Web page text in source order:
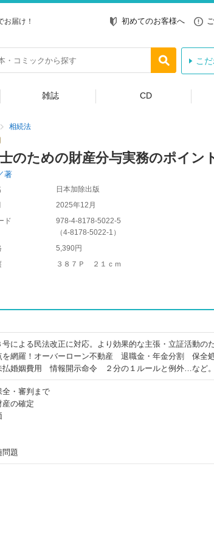
届け！ 初めてのお客様へ
こ
雑誌 CD
相続法
のための財産分与実務のポイン
著
日本加除出版
2025年12月
ド
978-4-8178-5022-5
（4-8178-5022-1 ）
5,390円
３８７Ｐ ２１ｃｍ
による民法改正に対応。より効果的な主張・立証活動の
を網羅！オーバーローン不動産 退職金・年金分割 保
婚姻費用 情報開示命令 ２分の１ルールと例外…など。
・審判まで
の確定
題